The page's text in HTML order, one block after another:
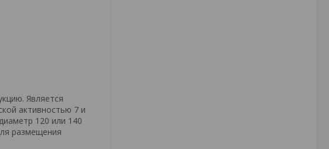
Является
активностью 7 и
120 или 140
размещения